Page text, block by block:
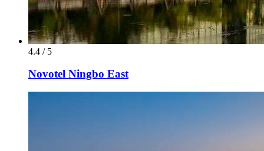
4.4 / 5
Novotel Ningbo East